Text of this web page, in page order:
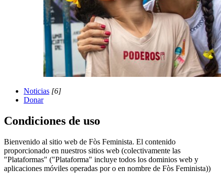
Noticias [6]
Donar
Condiciones de uso
Bienvenido al sitio web de Fòs Feminista. El contenido
proporcionado en nuestros sitios web (colectivamente las
"Plataformas" ("Plataforma" incluye todos los dominios web y
aplicaciones móviles operadas por o en nombre de Fòs Feminista))